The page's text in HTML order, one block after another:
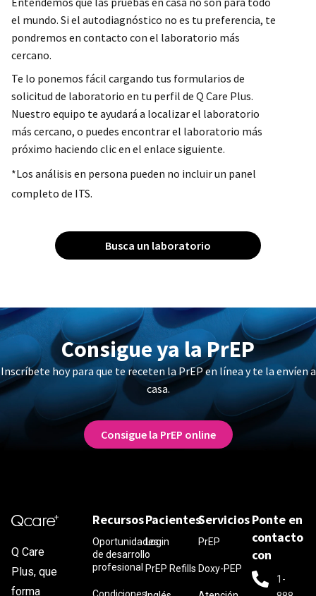
el mundo. Si el autodiagnóstico no es tu preferencia, te
pondremos en contacto con el laboratorio más
cercano.
Te lo ponemos fácil cargando tus formularios de
solicitud de laboratorio en tu perfil de Q Care Plus.
Nuestro equipo te ayudará a localizar el laboratorio
más cercano, o puedes encontrar el laboratorio más
próximo haciendo clic en el enlace siguiente.
*Los análisis en persona pueden no incluir un panel
completo de ITS.
Busca un laboratorio
Consigue ya la PrEP
Inscríbete hoy para que te receten la PrEP en línea y te la envíen a
casa.
Consigue la PrEP online
Q Care
Plus, que
forma
Recursos
Oportunidades
de desarrollo
profesional
Pacientes
Login
PrEP Refills
Servicios
PrEP
Doxy-PEP
Ponte en
contacto
con
1-